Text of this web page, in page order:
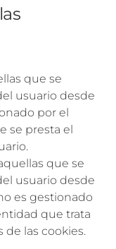
que se
usuario desde
por el
se presta el
que se
usuario desde
es gestionado
que trata
de las cookies.